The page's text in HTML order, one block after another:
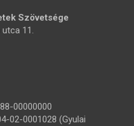
Szövetsége
11.
00000000
02-0001028 (Gyulai